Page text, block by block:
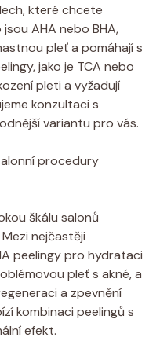
které chcete
AHA nebo BHA,
pleť a pomáhají s
jako je TCA nebo
pleti a vyžadují
konzultaci s
variantu pro vás.
procedury
škálu salonů
nejčastěji
peelingy pro hydrataci
pleť s akné, a
a zpevnění
kombinaci peelingů s
efekt.